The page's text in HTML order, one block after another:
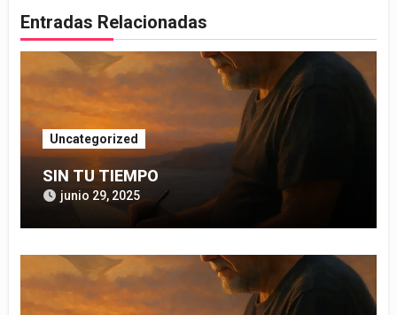
Entradas Relacionadas
Uncategorized
SIN TU TIEMPO
junio 29, 2025